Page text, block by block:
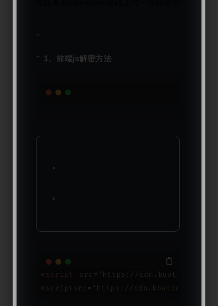
1、前端js解密方法
< script src = "https://
< scriptsrc = "https://cdn.bootcdn.net/